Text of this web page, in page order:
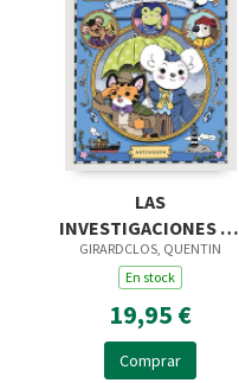
LAS
INVESTIGACIONES DE
LADY RATONA Y
JIMMY TIGRILLO
GIRARDCLOS, QUENTIN
En stock
19,95 €
Comprar